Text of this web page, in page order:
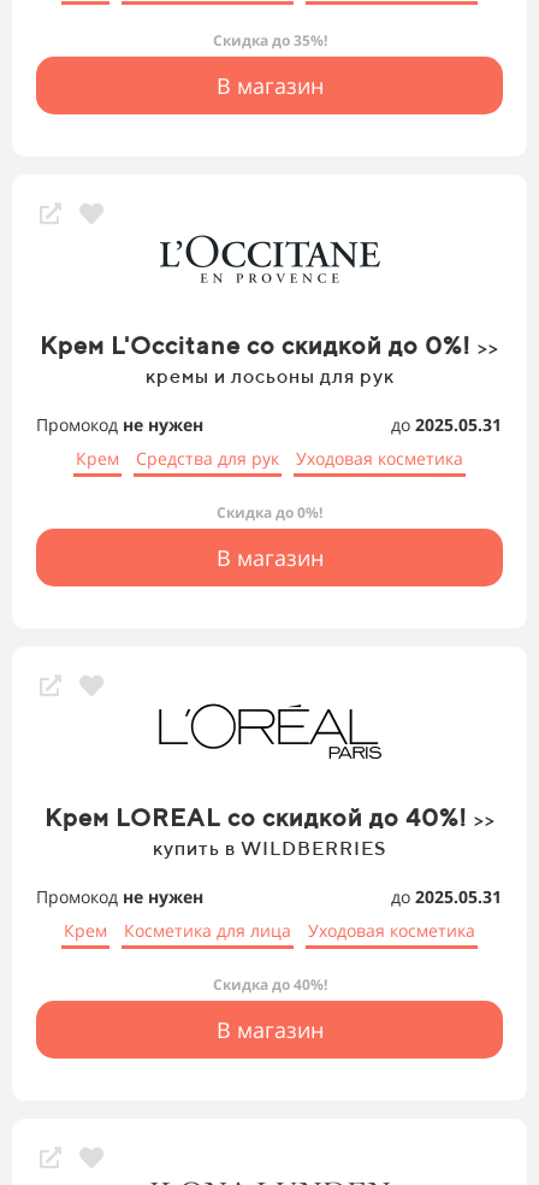
Скидка до 35%!
В магазин
Крем L'Occitane со скидкой до 0%! >>
кремы и лосьоны для рук
Промокод не нужен до 2025.05.31
Крем
Средства для рук Уходовая косметика
Скидка до 0%!
В магазин
Крем LOREAL со скидкой до 40%! >>
купить в WILDBERRIES
Промокод не нужен до 2025.05.31
Крем
Косметика для лица Уходовая косметика
Скидка до 40%!
В магазин